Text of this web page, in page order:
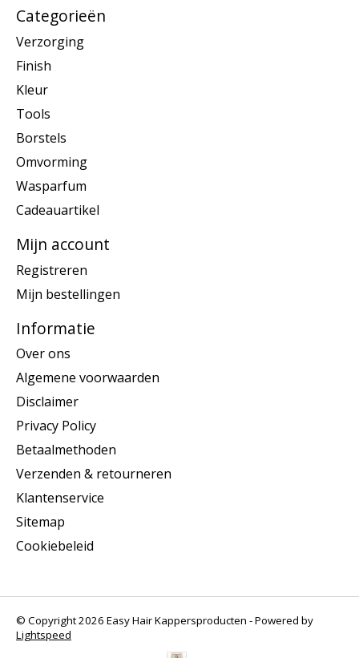
Categorieën
Verzorging
Finish
Kleur
Tools
Borstels
Omvorming
Wasparfum
Cadeauartikel
Mijn account
Registreren
Mijn bestellingen
Informatie
Over ons
Algemene voorwaarden
Disclaimer
Privacy Policy
Betaalmethoden
Verzenden & retourneren
Klantenservice
Sitemap
Cookiebeleid
© Copyright 2026 Easy Hair Kappersproducten - Powered by
Lightspeed